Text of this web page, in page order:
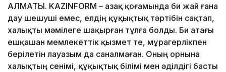
АЛМАТЫ. KAZINFORM – Қазақ қоғамында би жай ғана
дау шешуші емес, елдің құқықтық тәртібін сақтап,
халықты мәмілеге шақырған тұлға болды. Би атағы
ешқашан мемлекеттік қызмет те, мұрагерлікпен
берілетін лауазым да саналмаған. Оның орнына
халықтың сенімі, құқықтық білімі мен әділдігі басты